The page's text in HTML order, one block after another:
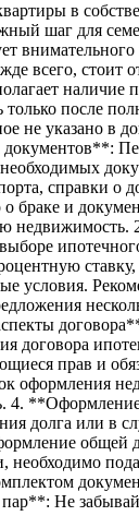
в
шаг для
всего, стоит
наличие
после
не указано в
документов**:
необходимых
справки о
о браке и
условия.
договора
прав и
оформления
4.
долга или в
общей
необходимо
Не